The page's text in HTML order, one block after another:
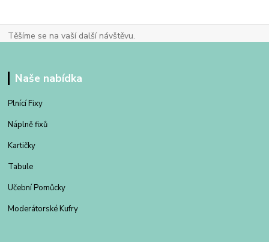
Těšíme se na vaší další návštěvu.
Naše nabídka
Plnící Fixy
Náplně fixů
Kartičky
Tabule
Učební Pomůcky
Moderátorské Kufry